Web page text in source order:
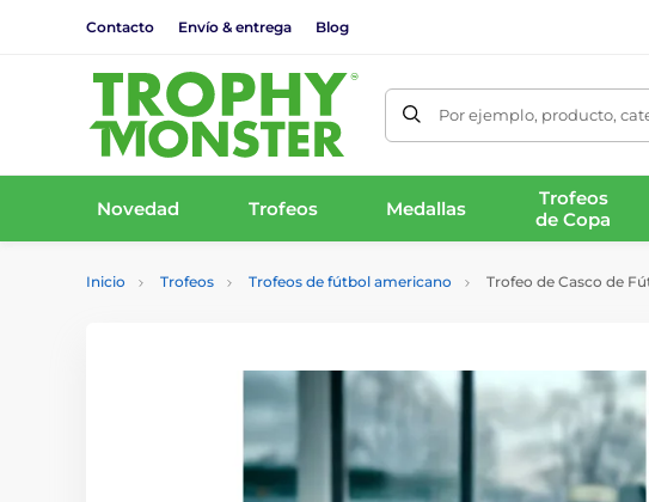
Contacto Envío & entrega Blog
Por ejemplo, producto,
Novedad Trofeos Medallas
Trofeos
de Copa
Inicio Trofeos Trofeos de fútbol americano Trofeo de Casco de